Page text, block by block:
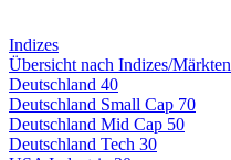
Indizes
Übersicht nach Indizes/Märkten
Deutschland 40
Deutschland Small Cap 70
Deutschland Mid Cap 50
Deutschland Tech 30